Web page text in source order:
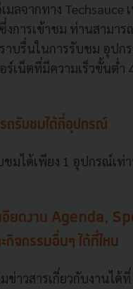
มลจากทาง Techsauce
งการเข้าชม ท่านสามา
าบรื่นในการรับชม อุปก
เน็ตที่มีความเร็วขั้นต่ำ
ถรับชมได้กี่อุปกรณ์
ชมได้เพียง 1 อุปกรณ์เท่
อียดงาน Agenda,
จกรรมอื่นๆ ได้ที่ไหน
ข่าวสารเกี่ยวกับงานได้ที่